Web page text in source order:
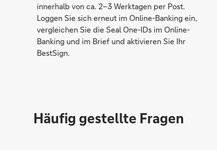
innerhalb von ca. 2–3 Werktagen per Post.
Loggen Sie sich erneut im Online-Banking ein,
vergleichen Sie die Seal One-IDs im Online-
Banking und im Brief und aktivieren Sie Ihr
BestSign.
Häufig gestellte Fragen